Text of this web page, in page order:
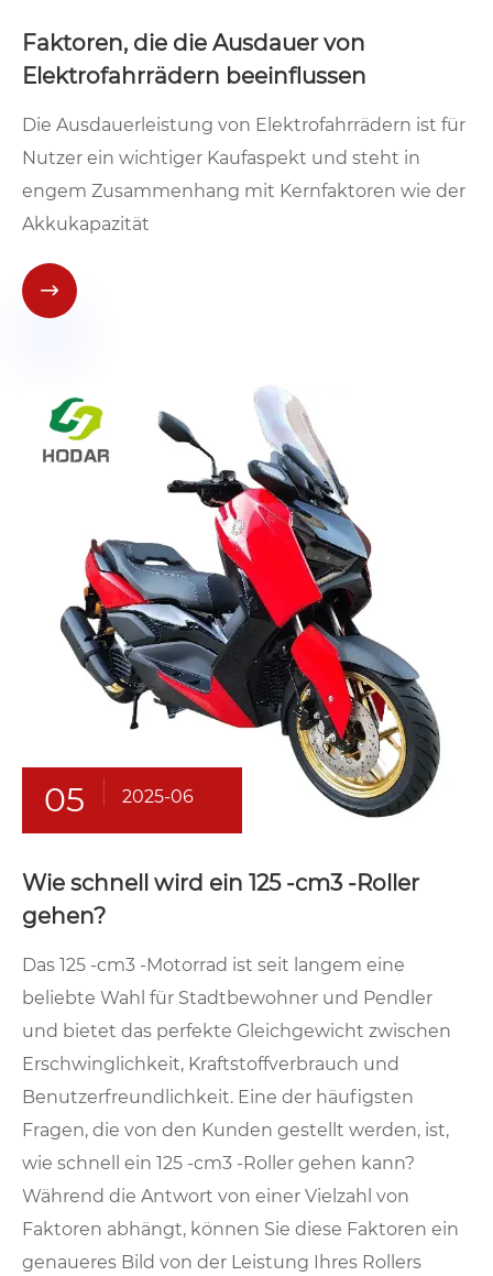
​Faktoren, die die Ausdauer von
Elektrofahrrädern beeinflussen
Die Ausdauerleistung von Elektrofahrrädern ist für
Nutzer ein wichtiger Kaufaspekt und steht in
engem Zusammenhang mit Kernfaktoren wie der
Akkukapazität

05 2025-06
Wie schnell wird ein 125 -cm3 -Roller
gehen?
Das 125 -cm3 -Motorrad ist seit langem eine
beliebte Wahl für Stadtbewohner und Pendler
und bietet das perfekte Gleichgewicht zwischen
Erschwinglichkeit, Kraftstoffverbrauch und
Benutzerfreundlichkeit. Eine der häufigsten
Fragen, die von den Kunden gestellt werden, ist,
wie schnell ein 125 -cm3 -Roller gehen kann?
Während die Antwort von einer Vielzahl von
Faktoren abhängt, können Sie diese Faktoren ein
genaueres Bild von der Leistung Ihres Rollers